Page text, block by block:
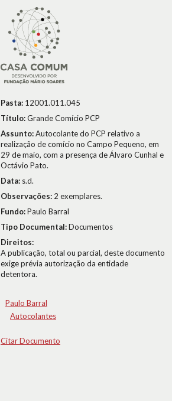
Pasta: 12001.011.045
Título:Grande Comício PCP
Assunto:Autocolante do PCP relativo a
realização de comício no Campo Pequeno, em
29 de maio, com a presença de Álvaro Cunhal e
Octávio Pato.
Data: s.d.
Observações: 2 exemplares.
Fundo:Paulo Barral
Tipo Documental:Documentos
Direitos:
A publicação, total ou parcial, deste documento
exige prévia autorização da entidade
detentora.
Paulo Barral
Autocolantes
Citar Documento